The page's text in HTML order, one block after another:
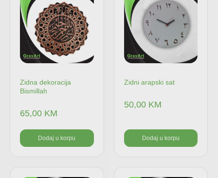
Zidna dekoracija
Bismillah
65,00 KM
Dodaj u korpu
Zidni arapski sat
50,00 KM
Dodaj u korpu